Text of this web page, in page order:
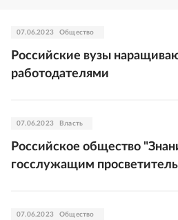
07.06.2023 Общество
Российские вузы
работодателями
07.06.2023 Власть
Российское общество
госслужащим
07.06.2023 Общество